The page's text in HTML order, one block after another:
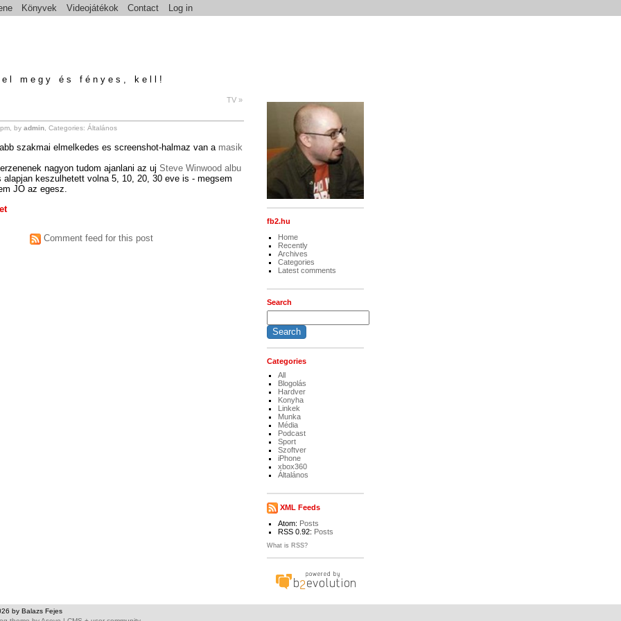
Könyvek Videojátékok Contact Log in
megy és fényes, kell!
TV »
by admin, Categories: Általános
szakmai elmelkedes es screenshot-halmaz van a masik
nagyon tudom ajanlani az uj Steve Winwood albu
alapjan keszulhetett volna 5, 10, 20, 30 eve is - megsem
JO az egesz.
Comment feed for this post
fb2.hu
Home
Recently
Archives
Categories
Latest comments
Search
Categories
All
Blogolás
Hardver
Konyha
Linkek
Munka
Média
Podcast
Sport
Szoftver
iPhone
xbox360
Általános
XML Feeds
Atom: Posts
RSS 0.92: Posts
What is RSS?
by Balazs Fejes